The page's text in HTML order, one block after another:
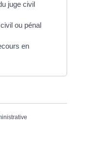
juge civil
ou pénal
en